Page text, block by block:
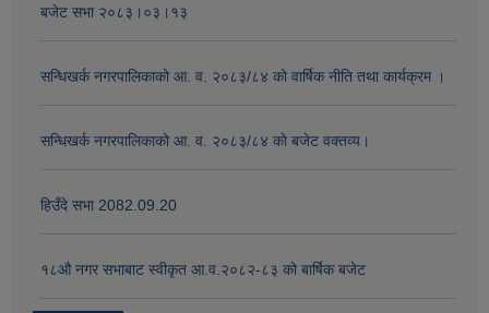
बजेट सभा २०८३।०३।१३
सन्धिखर्क नगरपालिकाको आ. व. २०८३/८४ काे वार्षिक नीति तथा कार्यक्रम ।
सन्धिखर्क नगरपालिकाको आ. व. २०८३/८४ काे बजेट वक्तव्य।
हिउँदे सभा 2082.09.20
१८‍औ नगर सभाबाट स्वीकृत आ.व.२०८२-८३ को बार्षिक बजेट